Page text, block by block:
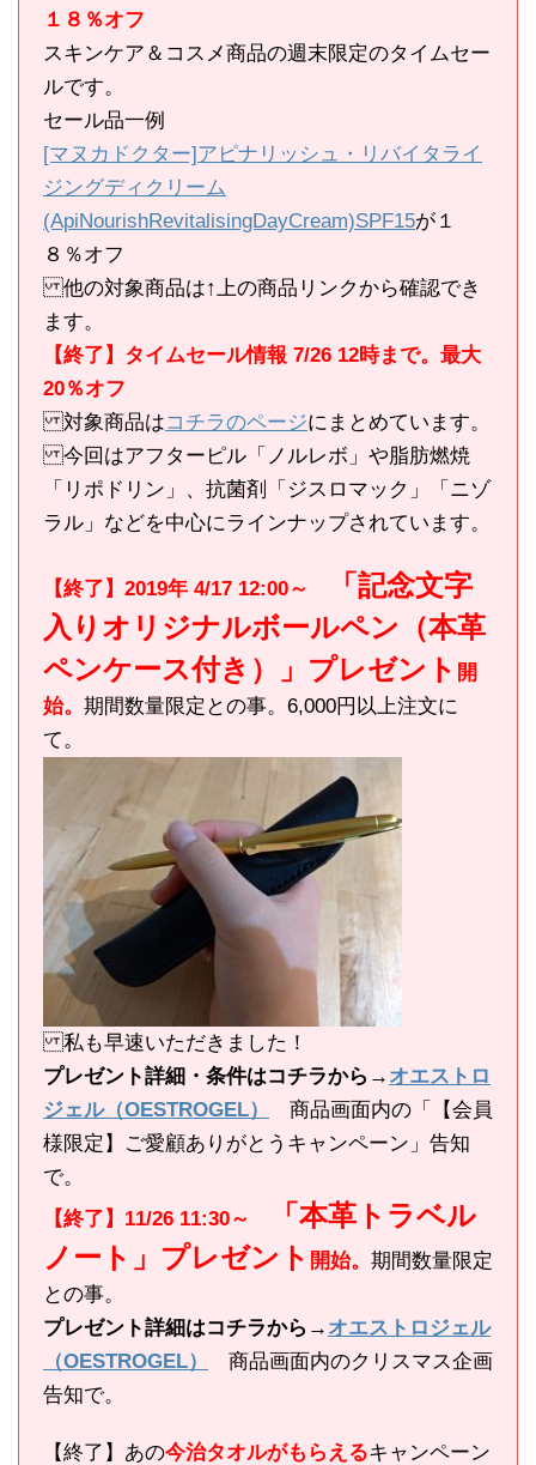
１８％オフ
スキンケア＆コスメ商品の週末限定のタイムセー
ルです。
セール品一例
[マヌカドクター]アピナリッシュ・リバイタライ
ジングディクリーム
(ApiNourishRevitalisingDayCream)SPF15が１
８％オフ
他の対象商品は↑上の商品リンクから確認でき
ます。
【終了】タイムセール情報 7/26 12時まで。最大
20％オフ
対象商品はコチラのページにまとめています。
今回はアフターピル「ノルレボ」や脂肪燃焼
「リポドリン」、抗菌剤「ジスロマック」「ニゾ
ラル」などを中心にラインナップされています。
【終了】2019年 4/17 12:00～
「記念文字
入りオリジナルボールペン（本革
ペンケース付き）」プレゼント 開
始。 期間数量限定との事。6,000円以上注文に
て。
私も早速いただきました！
プレゼント詳細・条件はコチラから→ オエストロ
ジェル（OESTROGEL）
商品画面内の「【会員
様限定】ご愛顧ありがとうキャンペーン」告知
で。
【終了】11/26 11:30～
「本革トラベル
ノート」プレゼント 開始。 期間数量限定
との事。
プレゼント詳細はコチラから→ オエストロジェル
（OESTROGEL）
商品画面内のクリスマス企画
告知で。
【終了】あの今治タオルがもらえるキャンペーン